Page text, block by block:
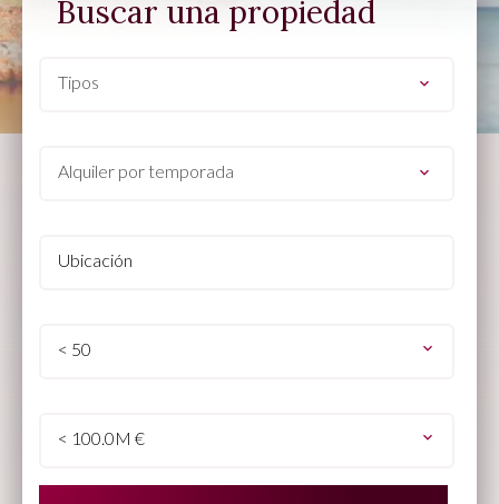
Buscar una propiedad
Tipos
Alquiler por temporada
Ubicación
< 50
< 100.0M €